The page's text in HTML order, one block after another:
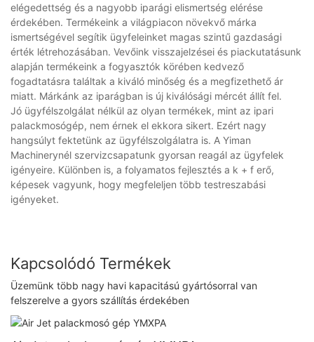
elégedettség és a nagyobb iparági elismertség elérése
érdekében. Termékeink a világpiacon növekvő márka
ismertségével segítik ügyfeleinket magas szintű gazdasági
érték létrehozásában. Vevőink visszajelzései és piackutatásunk
alapján termékeink a fogyasztók körében kedvező
fogadtatásra találtak a kiváló minőség és a megfizethető ár
miatt. Márkánk az iparágban is új kiválósági mércét állít fel.
Jó ügyfélszolgálat nélkül az olyan termékek, mint az ipari
palackmosógép, nem érnek el ekkora sikert. Ezért nagy
hangsúlyt fektetünk az ügyfélszolgálatra is. A Yiman
Machinerynél szervizcsapatunk gyorsan reagál az ügyfelek
igényeire. Különben is, a folyamatos fejlesztés a k + f erő,
képesek vagyunk, hogy megfeleljen több testreszabási
igényeket.
Kapcsolódó Termékek
Üzemünk több nagy havi kapacitású gyártósorral van
felszerelve a gyors szállítás érdekében